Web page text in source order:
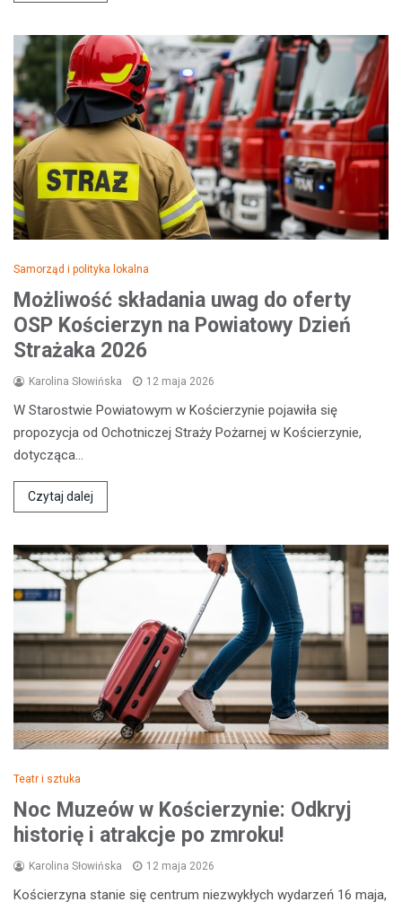
Samorząd i polityka lokalna
Możliwość składania uwag do oferty
OSP Kościerzyn na Powiatowy Dzień
Strażaka 2026
Karolina Słowińska 12 maja 2026
W Starostwie Powiatowym w Kościerzynie pojawiła się
propozycja od Ochotniczej Straży Pożarnej w Kościerzynie,
dotycząca…
Czytaj dalej
Teatr i sztuka
Noc Muzeów w Kościerzynie: Odkryj
historię i atrakcje po zmroku!
Karolina Słowińska 12 maja 2026
Kościerzyna stanie się centrum niezwykłych wydarzeń 16 maja,